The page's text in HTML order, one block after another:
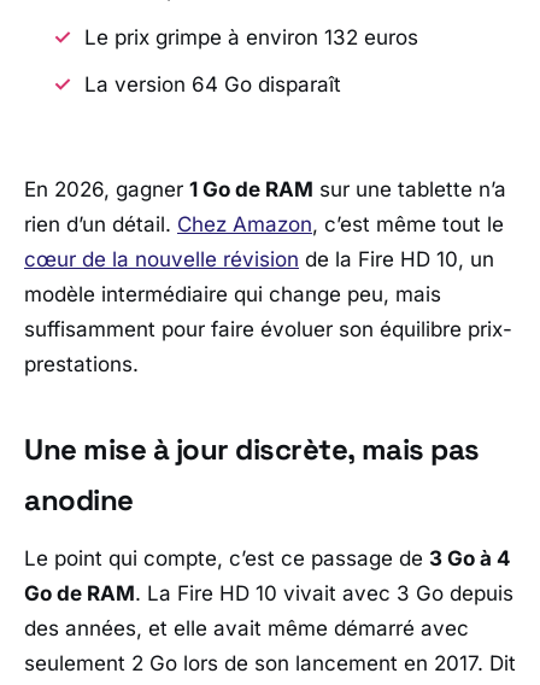
Le prix grimpe à environ 132 euros
La version 64 Go disparaît
En 2026, gagner 1 Go de RAM sur une tablette n’a
rien d’un détail. Chez Amazon, c’est même tout le
cœur de la nouvelle révision de la Fire HD 10, un
modèle intermédiaire qui change peu, mais
suffisamment pour faire évoluer son équilibre prix-
prestations.
Une mise à jour discrète, mais pas
anodine
Le point qui compte, c’est ce passage de 3 Go à 4
Go de RAM. La Fire HD 10 vivait avec 3 Go depuis
des années, et elle avait même démarré avec
seulement 2 Go lors de son lancement en 2017. Dit